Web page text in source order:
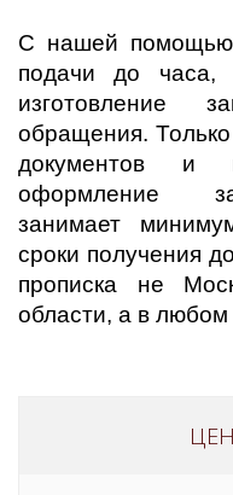
С нашей
подачи до часа,
изготовление
обращения. Только
документов и
оформление
занимает
сроки получения
прописка не
области, а в